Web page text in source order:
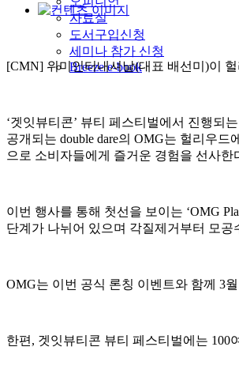
자료실
도서구입신청
세미나 참가 신청
Breeze e-book
[CMN] 위미인터내셔날(대표 배선미)이
‘겟잇뷰티콘’ 뷰티 페스티벌에서 진행되
공개되는 double dare의 OMG는 헐리우
으로 소비자들에게 즐거운 경험을 선사한
이번 행사를 통해 첫선을 보이는 ‘OMG
단계가 나뉘어 있으며 각질제거부터 모
OMG는 이번 공식 론칭 이벤트와 함께 3
한편, 겟잇뷰티콘 뷰티 페스티벌에는